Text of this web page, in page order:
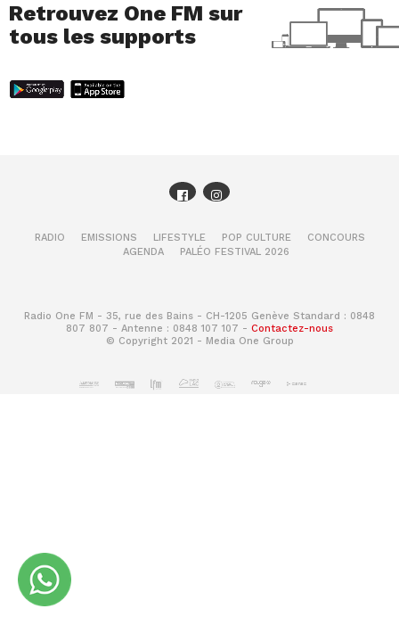
Retrouvez One FM sur
tous les supports
RADIO EMISSIONS LIFESTYLE POP CULTURE
CONCOURS
AGENDA
PALÉO FESTIVAL 2026
Radio One FM - 35, rue des Bains - CH-1205 Genève Standard : 0848
807 807 - Antenne : 0848 107 107 - Contactez-nous
© Copyright 2021 - Media One Group